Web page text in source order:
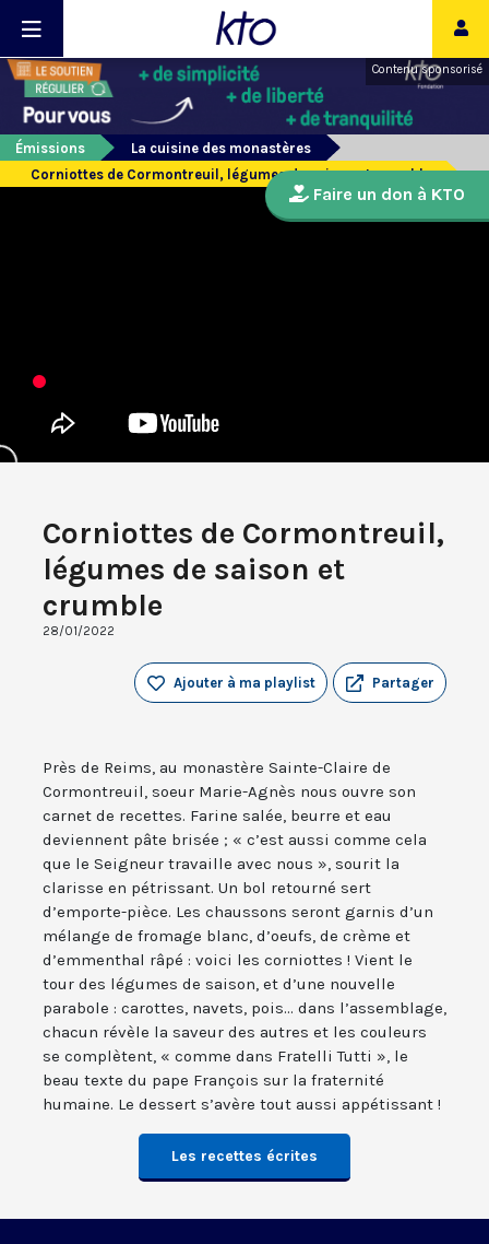
Contenu sponsorisé
Émissions
La cuisine des monastères
Corniottes de Cormontreuil, légumes de saison et crumble
Corniottes de Cormontreuil,
légumes de saison et
crumble
28/01/2022
Partager
Ajouter à ma playlist
Près de Reims, au monastère Sainte-Claire de
Cormontreuil, soeur Marie-Agnès nous ouvre son
carnet de recettes. Farine salée, beurre et eau
deviennent pâte brisée ; « c’est aussi comme cela
que le Seigneur travaille avec nous », sourit la
clarisse en pétrissant. Un bol retourné sert
d’emporte-pièce. Les chaussons seront garnis d’un
mélange de fromage blanc, d’oeufs, de crème et
d’emmenthal râpé : voici les corniottes ! Vient le
tour des légumes de saison, et d’une nouvelle
parabole : carottes, navets, pois... dans l’assemblage,
chacun révèle la saveur des autres et les couleurs
se complètent, « comme dans Fratelli Tutti », le
beau texte du pape François sur la fraternité
humaine. Le dessert s’avère tout aussi appétissant !
Les recettes écrites
Faire un don à KTO